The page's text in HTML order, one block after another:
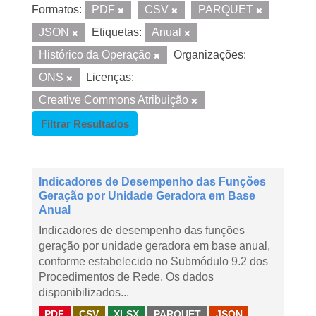
Formatos: PDF CSV
PARQUET
JSON
Etiquetas:
Anual
Histórico da Operação
Organizações:
ONS
Licenças:
Creative Commons Atribuição
Filtrar Resultados
Indicadores de Desempenho das Funções
Geração por Unidade Geradora em Base
Anual
Indicadores de desempenho das funções
geração por unidade geradora em base anual,
conforme estabelecido no Submódulo 9.2 dos
Procedimentos de Rede. Os dados
disponibilizados...